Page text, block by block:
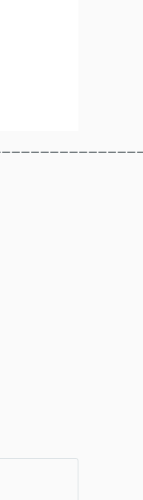
ーーーーーーーーーーーーー